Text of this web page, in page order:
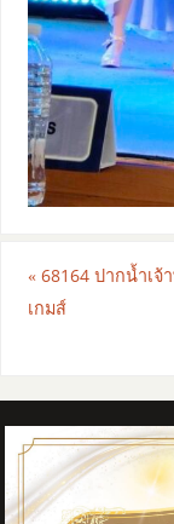
«68164 ปากน้ำเจ้
เกมส์